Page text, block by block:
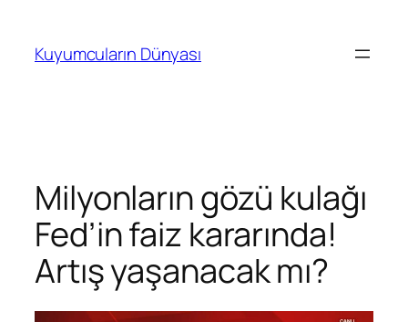
Kuyumcuların Dünyası
Milyonların gözü kulağı
Fed’in faiz kararında!
Artış yaşanacak mı?